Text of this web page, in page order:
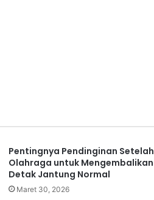
Pentingnya Pendinginan Setelah
Olahraga untuk Mengembalikan
Detak Jantung Normal
Maret 30, 2026